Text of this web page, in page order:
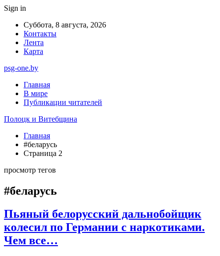
Sign in
Суббота, 8 августа, 2026
Контакты
Лента
Карта
psg-one.by
Главная
В мире
Публикации читателей
Полоцк и Витебщина
Главная
#беларусь
Страница 2
просмотр тегов
#беларусь
Пьяный белорусский дальнобойщик
колесил по Германии с наркотиками.
Чем все…